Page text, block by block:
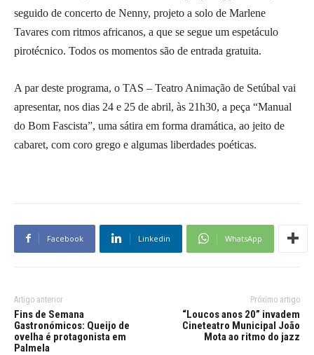
seguido de concerto de Nenny, projeto a solo de Marlene
Tavares com ritmos africanos, a que se segue um espetáculo
pirotécnico. Todos os momentos são de entrada gratuita.
A par deste programa, o TAS – Teatro Animação de Setúbal vai
apresentar, nos dias 24 e 25 de abril, às 21h30, a peça “Manual
do Bom Fascista”, uma sátira em forma dramática, ao jeito de
cabaret, com coro grego e algumas liberdades poéticas.
Facebook Linkedin WhatsApp
Artigo anterior
Fins de Semana
Gastronómicos: Queijo de
ovelha é protagonista em
Palmela
Próximo artigo
“Loucos anos 20” invadem
Cineteatro Municipal João
Mota ao ritmo do jazz